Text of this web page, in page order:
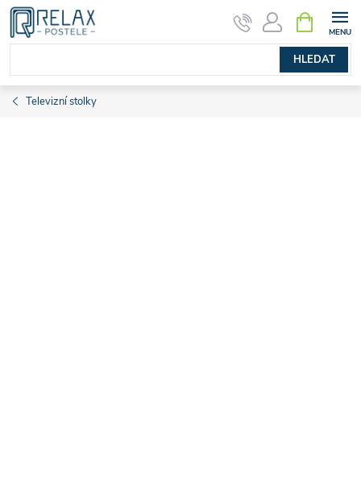
Přejít
obsah
HLEDAT
NÁKUPNÍ
KOŠÍK
Televizní stolky